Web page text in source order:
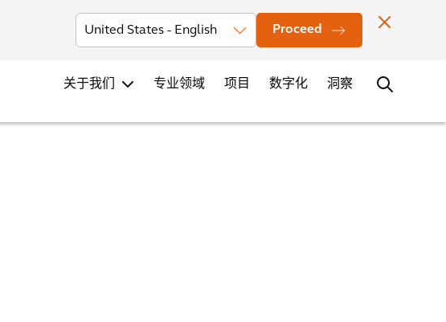
Proceed
投资者 办公室地点 联系
关于我们 专业领域 项目 数字化 洞察